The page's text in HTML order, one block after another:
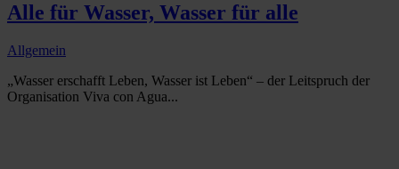
Alle für Wasser, Wasser für alle
Allgemein
„Wasser erschafft Leben, Wasser ist Leben“ – der Leitspruch der
Organisation Viva con Agua...